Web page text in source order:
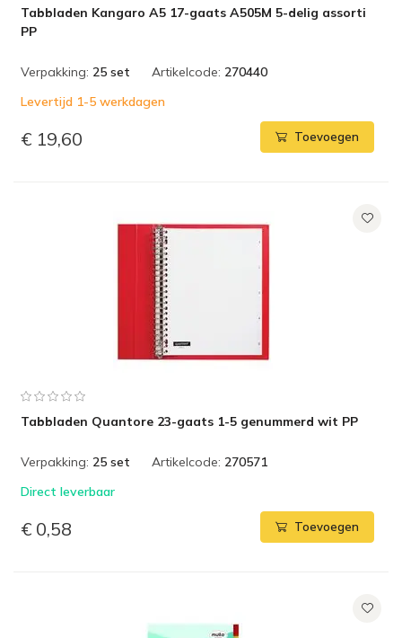
Tabbladen Kangaro A5 17-gaats A505M 5-delig assorti
PP
Verpakking: 25 set Artikelcode: 270440
Levertijd 1-5 werkdagen
€ 19,60 Toevoegen
Tabbladen Quantore 23-gaats 1-5 genummerd wit PP
Verpakking: 25 set Artikelcode: 270571
Direct leverbaar
€ 0,58 Toevoegen